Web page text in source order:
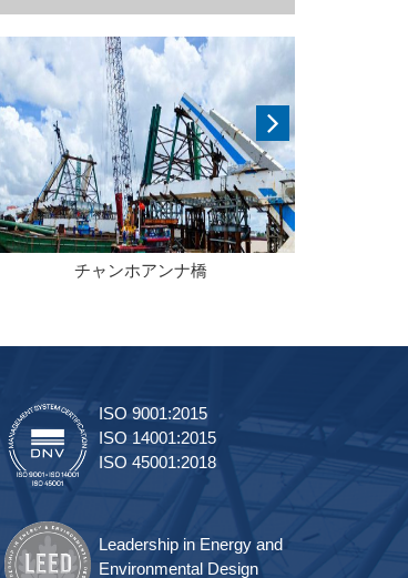
チャンホアンナ橋
ISO 9001:2015
ISO 14001:2015
ISO 45001:2018
Leadership in Energy and
Environmental Design